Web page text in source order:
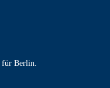
Berlin.